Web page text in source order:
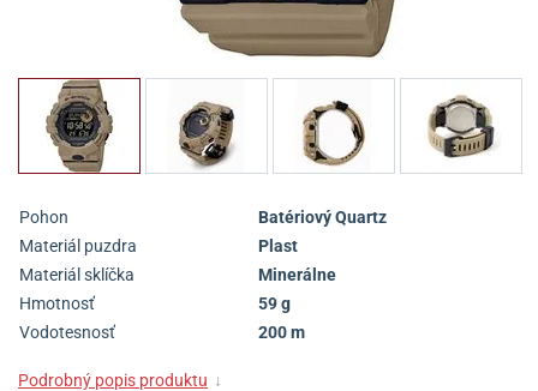
Pohon
Batériový Quartz
Materiál puzdra
Plast
Materiál sklíčka
Minerálne
Hmotnosť
59 g
Vodotesnosť
200 m
Podrobný popis produktu ↓